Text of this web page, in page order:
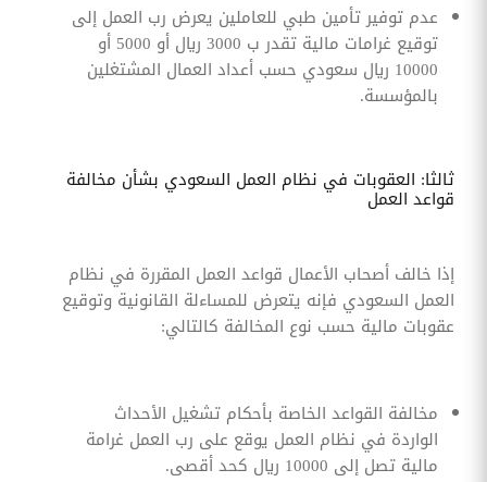
عدم توفير تأمين طبي للعاملين يعرض رب العمل إلى
توقيع غرامات مالية تقدر ب 3000 ريال أو 5000 أو
10000 ريال سعودي حسب أعداد العمال المشتغلين
بالمؤسسة.
ثالثا: العقوبات في نظام العمل السعودي بشأن مخالفة
قواعد العمل
إذا خالف أصحاب الأعمال قواعد العمل المقررة في نظام
العمل السعودي فإنه يتعرض للمساءلة القانونية وتوقيع
عقوبات مالية حسب نوع المخالفة كالتالي:
مخالفة القواعد الخاصة بأحكام تشغيل الأحداث
الواردة في نظام العمل يوقع على رب العمل غرامة
مالية تصل إلى 10000 ريال كحد أقصى.